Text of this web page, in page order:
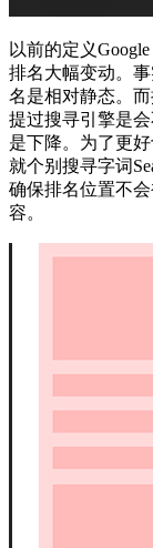
以前的定义
排名大幅变动。
名是相对静态。
提过搜寻引擎是
是下降。为了更
就个别搜寻字词
确保排名位置不
容。